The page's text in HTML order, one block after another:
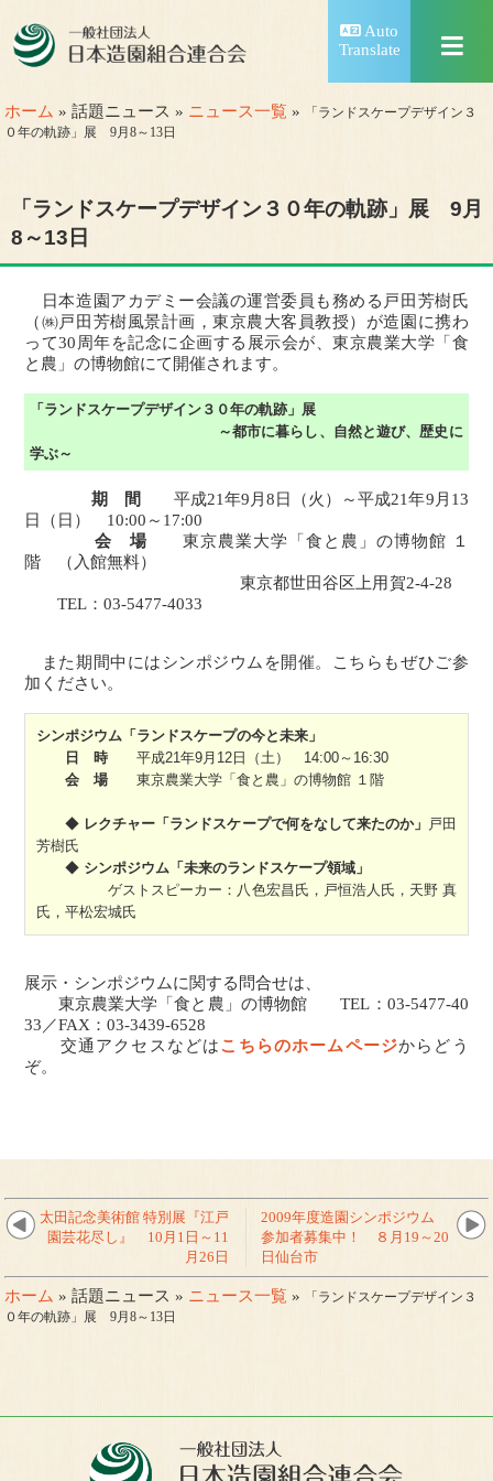
Auto
Translate
ホーム » 話題ニュース » ニュース一覧 »
「ランドスケープデザイン３
０年の軌跡」展 9月8～13日
「ランドスケープデザイン３０年の軌跡」展 9月
8～13日
日本造園アカデミー会議の運営委員も務める戸田芳樹氏
（㈱戸田芳樹風景計画，東京農大客員教授）が造園に携わ
って30周年を記念に企画する展示会が、東京農業大学「食
と農」の博物館にて開催されます。
「ランドスケープデザイン３０年の軌跡」展
～都市に暮らし、自然と遊び、歴史に
学ぶ～
期 間
平成21年9月8日（火）～平成21年9月13
日（日） 10:00～17:00
会 場 東京農業大学「食と農」の博物館 １
階 （入館無料）
東京都世田谷区上用賀2-4-28
TEL：03-5477-4033
また期間中にはシンポジウムを開催。こちらもぜひご参
加ください。
シンポジウム「ランドスケープの今と未来」
日 時 平成21年9月12日（土） 14:00～16:30
会 場東京農業大学「食と農」の博物館 １階
◆ レクチャー「ランドスケープで何をなして来たのか」 戸田
芳樹氏
◆ シンポジウム「未来のランドスケープ領域」
ゲストスピーカー：八色宏昌氏，戸恒浩人氏，天野 真
氏，平松宏城氏
展示・シンポジウムに関する問合せは、
東京農業大学「食と農」の博物館 TEL：03-5477-40
33／FAX：03-3439-6528
交通アクセスなどはこちらのホームページからどう
ぞ。
太田記念美術館 特別展『江戸
園芸花尽し』 10月1日～11
月26日
2009年度造園シンポジウム
参加者募集中！ ８月19～20
日仙台市
ホーム » 話題ニュース » ニュース一覧 »
「ランドスケープデザイン３
０年の軌跡」展 9月8～13日